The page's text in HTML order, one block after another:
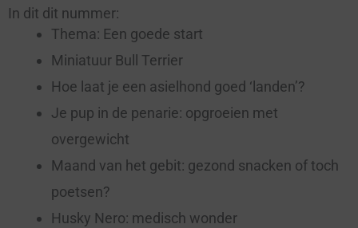
In dit dit nummer:
Thema: Een goede start
Miniatuur Bull Terrier
Hoe laat je een asielhond goed ‘landen’?
Je pup in de penarie: opgroeien met
overgewicht
Maand van het gebit: gezond snacken of toch
poetsen?
Husky Nero: medisch wonder